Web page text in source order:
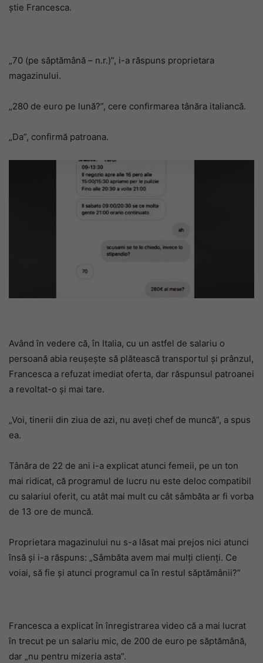
știe Francesca.
„70 (pe săptămână – n.r.)”, i-a răspuns proprietara
magazinului.
„280 de euro pe lună?”, cere confirmarea tânăra italiancă.
„Da”, confirmă patroana.
Având în vedere că, în Italia, cu un astfel de salariu o
persoană abia reușește să plătească transportul și prânzul,
Francesca a refuzat imediat oferta, dar răspunsul patroanei
a revoltat-o și mai tare.
„Voi, tinerii din ziua de azi, nu aveți chef de muncă”, a spus
ea.
Tânăra de 22 de ani i-a explicat atunci femeii, pe un ton
mai ridicat, că programul de lucru nu este deloc compatibil
cu salariul oferit, cu atât mai mult cu cât sâmbăta ar fi vorba
de 13 ore de muncă.
Proprietara magazinului nu s-a lăsat mai prejos nici atunci
însă și i-a răspuns: „Sâmbăta avem mai mulți clienți. Ce
voiai, să fie și atunci programul ca în restul săptămânii?”
Francesca a explicat în înregistrarea video că a mai lucrat
în trecut pe un salariu mic, de 200 de euro pe săptămână,
dar „nu pentru mizeria asta”.